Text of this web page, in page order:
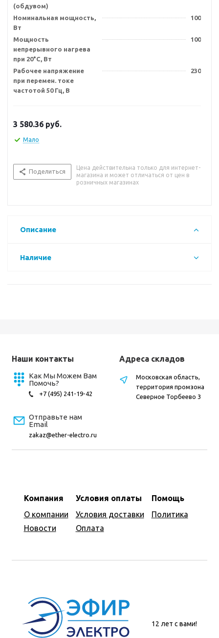
(обдувом)
Номинальная мощность,
Вт
100
Мощность
непрерывного нагрева
при 20°C, Вт
100
Рабочее напряжение
при перемен. токе
частотой 50 Гц, В
230
3 580.36 руб.
Мало
Поделиться
Цена действительна только для интернет-
магазина и может отличаться от цен в
розничных магазинах
Описание
Наличие
Наши контакты
Как Мы Можем Вам
Помочь?
+7 (495) 241-19-42
Отправьте нам
Email
zakaz@ether-electro.ru
Компания
О компании
Новости
Условия оплаты
Условия доставки
Оплата
Помощь
Политика
Адреса складов
Московская область,
территория промзона
Северное Торбеево 3
12 лет с вами!